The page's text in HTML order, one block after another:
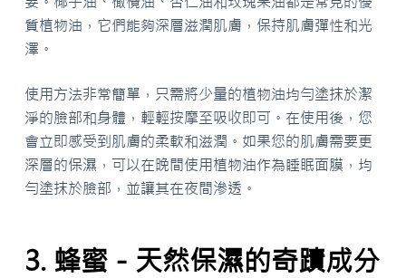
質植物油，它們能夠深層滋潤肌膚，保持肌膚彈性和光
澤。
使用方法非常簡單，只需將少量的植物油均勻塗抹於潔
淨的臉部和身體，輕輕按摩至吸收即可。在使用後，您
會立即感受到肌膚的柔軟和滋潤。如果您的肌膚需要更
深層的保濕，可以在晚間使用植物油作為睡眠面膜，均
勻塗抹於臉部，並讓其在夜間滲透。
3. 蜂蜜－天然保濕的奇蹟成分